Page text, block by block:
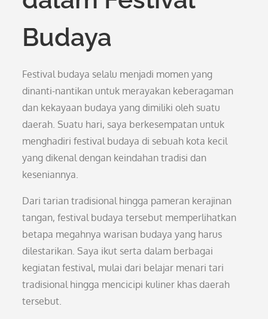
Budaya
Festival budaya selalu menjadi momen yang
dinanti-nantikan untuk merayakan keberagaman
dan kekayaan budaya yang dimiliki oleh suatu
daerah. Suatu hari, saya berkesempatan untuk
menghadiri festival budaya di sebuah kota kecil
yang dikenal dengan keindahan tradisi dan
keseniannya.
Dari tarian tradisional hingga pameran kerajinan
tangan, festival budaya tersebut memperlihatkan
betapa megahnya warisan budaya yang harus
dilestarikan. Saya ikut serta dalam berbagai
kegiatan festival, mulai dari belajar menari tari
tradisional hingga mencicipi kuliner khas daerah
tersebut.